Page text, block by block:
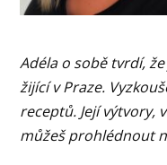
Adéla o sobě tvrdí,
žijící v Praze.
receptů. Její výtvory,
můžeš prohlédnout